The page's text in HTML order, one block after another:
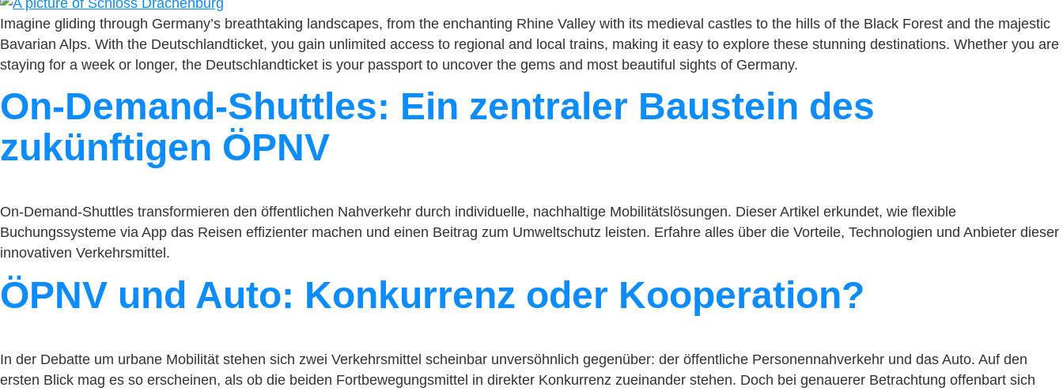
Imagine gliding through Germany’s breathtaking landscapes, from the enchanting Rhine Valley with its medieval castles to the hills of the Black Forest and the majestic
Bavarian Alps. With the Deutschlandticket, you gain unlimited access to regional and local trains, making it easy to explore these stunning destinations. Whether you are
staying for a week or longer, the Deutschlandticket is your passport to uncover the gems and most beautiful sights of Germany.
On-Demand-Shuttles: Ein zentraler Baustein des
zukünftigen ÖPNV
On-Demand-Shuttles transformieren den öffentlichen Nahverkehr durch individuelle, nachhaltige Mobilitätslösungen. Dieser Artikel erkundet, wie flexible
Buchungssysteme via App das Reisen effizienter machen und einen Beitrag zum Umweltschutz leisten. Erfahre alles über die Vorteile, Technologien und Anbieter dieser
innovativen Verkehrsmittel.
ÖPNV und Auto: Konkurrenz oder Kooperation?
In der Debatte um urbane Mobilität stehen sich zwei Verkehrsmittel scheinbar unversöhnlich gegenüber: der öffentliche Personennahverkehr und das Auto. Auf den
ersten Blick mag es so erscheinen, als ob die beiden Fortbewegungsmittel in direkter Konkurrenz zueinander stehen. Doch bei genauerer Betrachtung offenbart sich